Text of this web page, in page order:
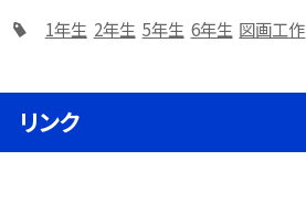
1年生 2年生 5年生 6年生 図画工作
リンク